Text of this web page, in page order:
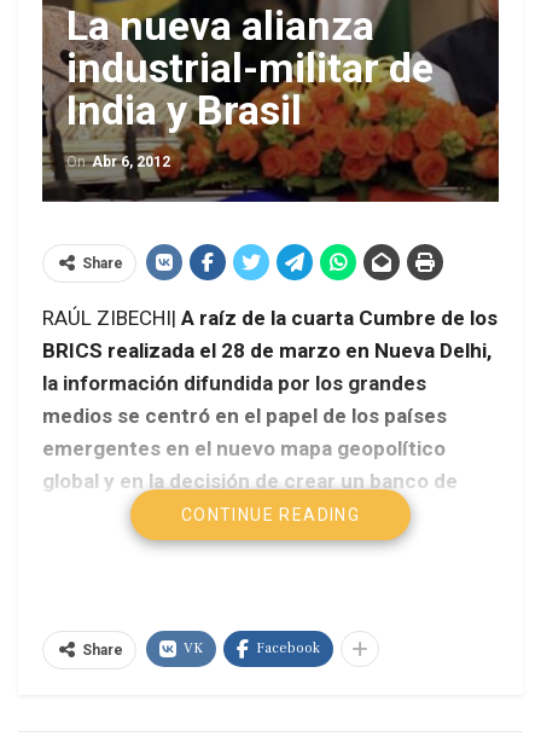
La nueva alianza
industrial-militar de
India y Brasil
OnAbr 6, 2012
Share
RAÚL ZIBECHI| A raíz de la cuarta Cumbre de los
BRICS realizada el 28 de marzo en Nueva Delhi,
la información difundida por los grandes
medios se centró en el papel de los países
emergentes en el nuevo mapa geopolítico
global y en la decisión de crear un banco de
desarrollo del sur para financiar obras de
infraestructura y potenciar la investigación,
CONTINUE READING
Share VK Facebook